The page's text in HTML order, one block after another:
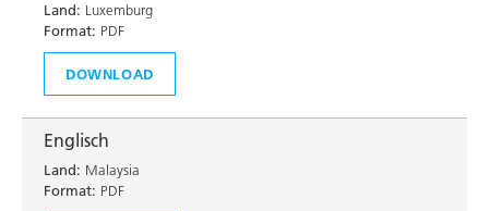
Land: Luxemburg
Format: PDF
DOWNLOAD
Englisch
Land: Malaysia
Format: PDF